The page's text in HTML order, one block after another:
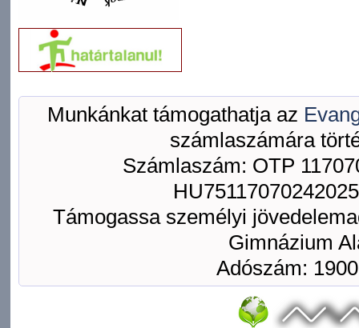
Munkánkat támogathatja az
számlaszámára
Számlaszám: OTP
Támogassa személyi
Gimnázium
Adószám: